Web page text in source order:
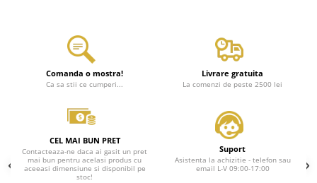
Comanda o mostra!
Ca sa stii ce cumperi...
Livrare gratuita
La comenzi de peste 2500 lei
CEL MAI BUN PRET
Contacteaza-ne daca ai gasit un pret
mai bun pentru acelasi produs cu
aceeasi dimensiune si disponibil pe
stoc!
Suport
Asistenta la achizitie - telefon sau
email L-V 09:00-17:00